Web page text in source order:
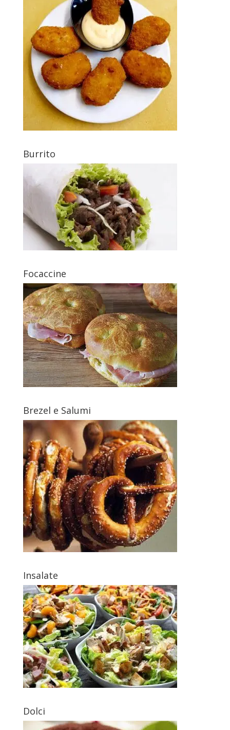
Burrito
Focaccine
Brezel e Salumi
Insalate
Dolci